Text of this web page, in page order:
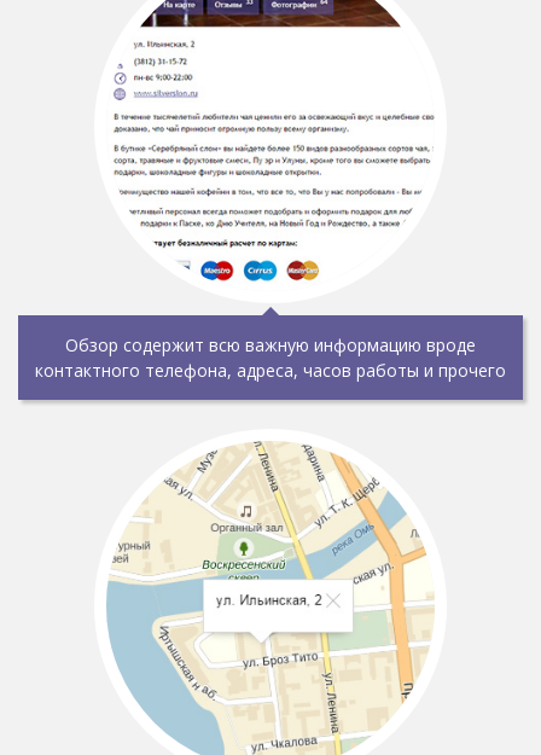
Обзор содержит всю важную информацию вроде
контактного телефона, адреса, часов работы и прочего